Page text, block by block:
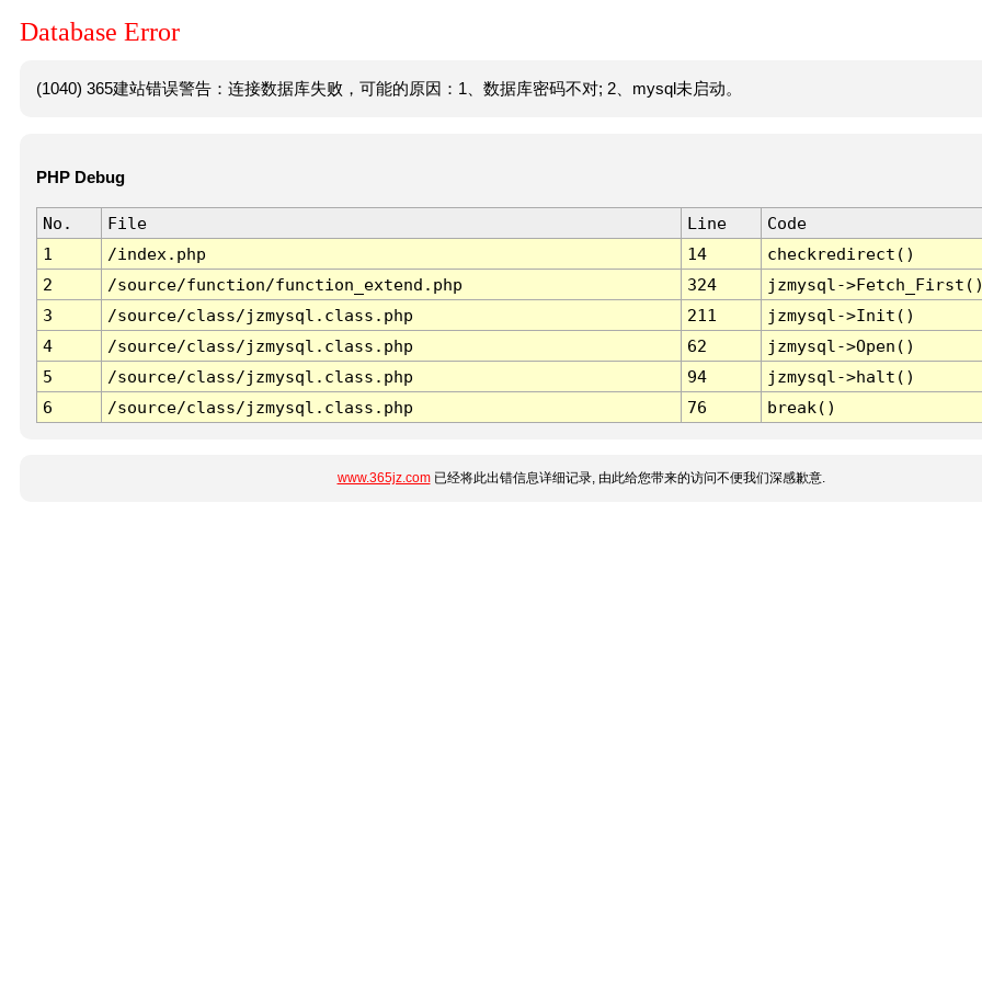
Database Error
(1040) 365建站错误警告：连接数据库失败，可能的原因：1、数据库密码不对; 2、mysql未启动。
PHP Debug
No. File Line
Code
1
/index.php 14
checkredirect()
2
/source/function/function_extend.php 324
jzmysql-
3
/source/class/jzmysql.class.php 211
jzmysql->Init()
4
/source/class/jzmysql.class.php 62
jzmysql->Open()
5
/source/class/jzmysql.class.php 94
jzmysql->halt()
6
/source/class/jzmysql.class.php 76 break()
www.365jz.com已经将此出错信息详细记录, 由此给您带来的访问不便我们深感歉意.